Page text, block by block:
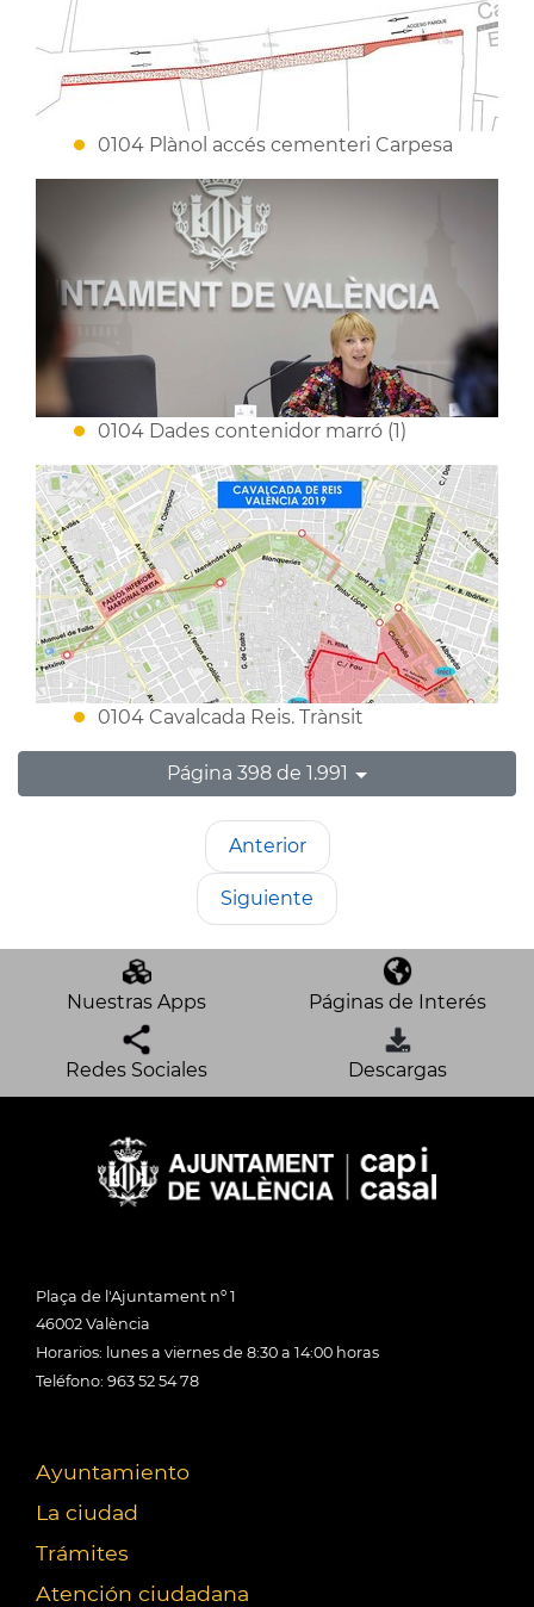
0104 Plànol accés cementeri Carpesa
0104 Dades contenidor marró (1)
0104 Cavalcada Reis. Trànsit
Página 398 de 1.991
Anterior
Siguiente
Nuestras Apps Páginas de Interés
Redes Sociales Descargas
Plaça de l'Ajuntament nº 1
46002 València
Horarios: lunes a viernes de 8:30 a 14:00 horas
Teléfono: 963 52 54 78
Ayuntamiento
La ciudad
Trámites
Atención ciudadana